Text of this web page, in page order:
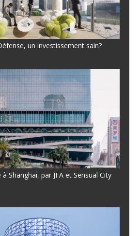
un investissement sain?
Shanghai, par JFA et Sensual City